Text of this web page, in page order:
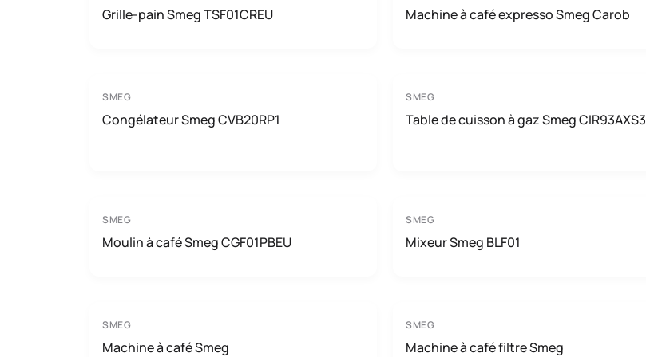
Grille-pain Smeg TSF01CREU Machine à café expresso Smeg Carob
SMEG
Congélateur Smeg CVB20RP1
SMEG
Table de cuisson à gaz Smeg CIR93AXS3
SMEG
Moulin à café Smeg CGF01PBEU
SMEG
Mixeur Smeg BLF01
SMEG
Machine à café Smeg
SMEG
Machine à café filtre Smeg